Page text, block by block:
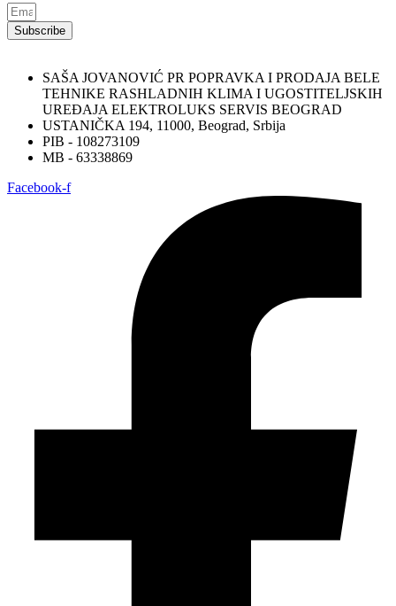
Subscribe
SAŠA JOVANOVIĆ PR POPRAVKA I PRODAJA BELE
TEHNIKE RASHLADNIH KLIMA I UGOSTITELJSKIH
UREĐAJA ELEKTROLUKS SERVIS BEOGRAD
USTANIČKA 194, 11000, Beograd, Srbija
PIB - 108273109
MB - 63338869
Facebook-f